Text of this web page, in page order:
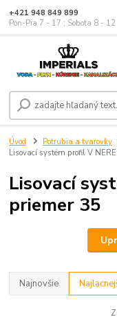
+421 948 849 899
Pon-Pia 7 - 17 ; Sobota 8 - 12
Úvod Potrubia a tvarovky
Lisovací systém profil V
Lisovací
priemer 35
Najnovšie